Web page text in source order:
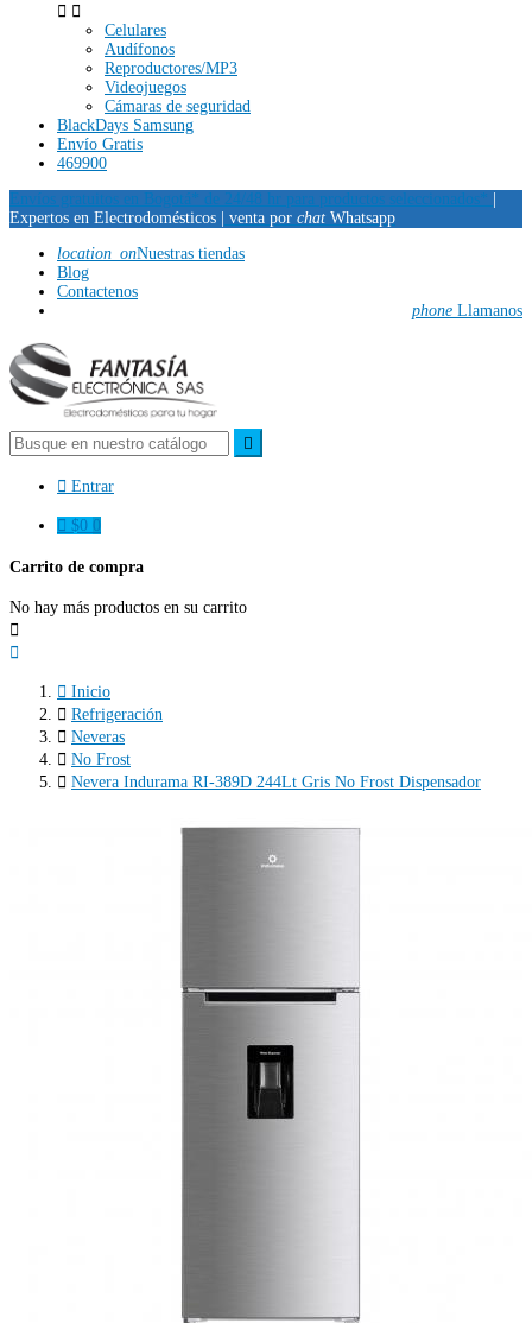
 
Celulares
Audífonos
Reproductores/MP3
Videojuegos
Cámaras de seguridad
BlackDays Samsung
Envío Gratis
469900
Envíos gratuitos en Bogotá* de 24/48 hr para productos seleccionados*
Expertos en Electrodomésticos |
venta por chat Whatsapp
location_onNuestras tiendas
Blog
Contactenos
phone Llamanos

 Entrar
 $0 0
Carrito de compra
No hay más productos en su carrito


 Inicio
 Refrigeración
 Neveras
 No Frost
 Nevera Indurama RI-389D 244Lt Gris No Frost Dispensador